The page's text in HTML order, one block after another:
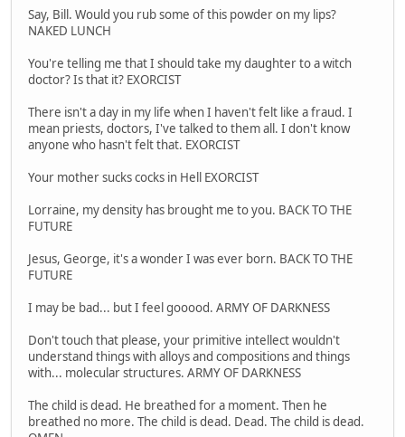
Say, Bill. Would you rub some of this powder on my lips?
NAKED LUNCH
You're telling me that I should take my daughter to a witch
doctor? Is that it? EXORCIST
There isn't a day in my life when I haven't felt like a fraud. I
mean priests, doctors, I've talked to them all. I don't know
anyone who hasn't felt that. EXORCIST
Your mother sucks cocks in Hell EXORCIST
Lorraine, my density has brought me to you. BACK TO THE
FUTURE
Jesus, George, it's a wonder I was ever born. BACK TO THE
FUTURE
I may be bad... but I feel gooood. ARMY OF DARKNESS
Don't touch that please, your primitive intellect wouldn't
understand things with alloys and compositions and things
with... molecular structures. ARMY OF DARKNESS
The child is dead. He breathed for a moment. Then he
breathed no more. The child is dead. Dead. The child is dead.